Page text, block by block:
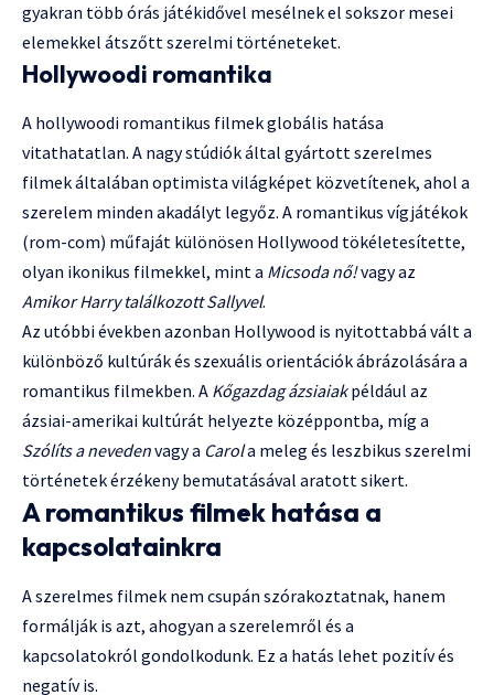
gyakran több órás játékidővel mesélnek el sokszor mesei
elemekkel átszőtt szerelmi történeteket.
Hollywoodi romantika
A hollywoodi romantikus filmek globális hatása
vitathatatlan. A nagy stúdiók által gyártott szerelmes
filmek általában optimista világképet közvetítenek, ahol a
szerelem minden akadályt legyőz. A romantikus vígjátékok
(rom-com) műfaját különösen Hollywood tökéletesítette,
olyan ikonikus filmekkel, mint a Micsoda nő!vagy az
Amikor Harry találkozott Sallyvel.
Az utóbbi években azonban Hollywood is nyitottabbá vált a
különböző kultúrák és szexuális orientációk ábrázolására a
romantikus filmekben. A Kőgazdag ázsiaiakpéldául az
ázsiai-amerikai kultúrát helyezte középpontba, míg a
Szólíts a nevedenvagy a Carola meleg és leszbikus szerelmi
történetek érzékeny bemutatásával aratott sikert.
A romantikus filmek hatása a
kapcsolatainkra
A szerelmes filmek nem csupán szórakoztatnak, hanem
formálják is azt, ahogyan a szerelemről és a
kapcsolatokról gondolkodunk. Ez a hatás lehet pozitív és
negatív is.